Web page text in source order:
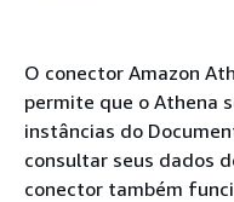
O conector Amazon
permite que o Athena
instâncias do
consultar seus dados
conector também